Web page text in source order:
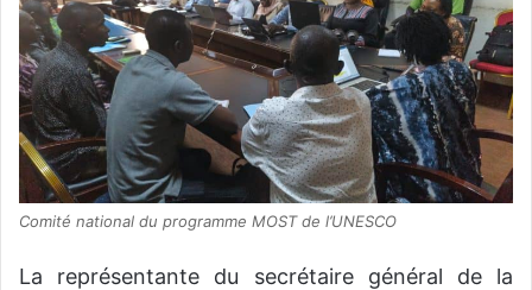
Comité national du programme MOST de l’UNESCO
La représentante du secrétaire général de la